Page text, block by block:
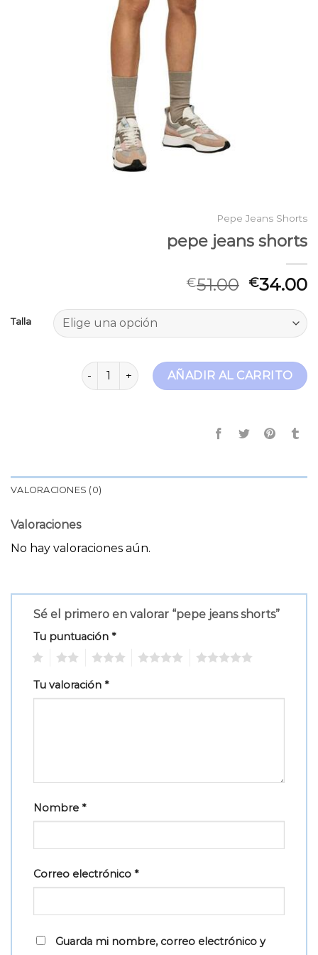
Pepe Jeans Shorts
pepe jeans shorts
€51.00 €34.00
Talla
pepe jeans shorts cantidadAÑADIR AL CARRITO
VALORACIONES (0)
Valoraciones
No hay valoraciones aún.
Sé el primero en valorar “pepe jeans shorts”
Tu puntuación *
Tu valoración *
Nombre *
Correo electrónico *
Guarda mi nombre, correo electrónico y